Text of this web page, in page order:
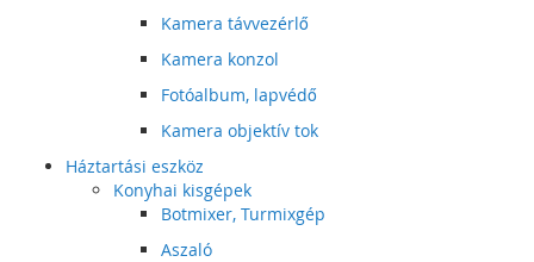
Kamera távvezérlő
Kamera konzol
Fotóalbum, lapvédő
Kamera objektív tok
Háztartási eszköz
Konyhai kisgépek
Botmixer, Turmixgép
Aszaló